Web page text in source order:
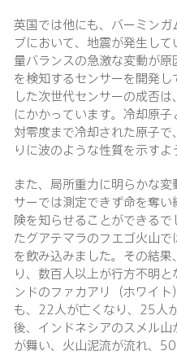
英国では他にも、バーミン
ブにおいて、地震が発生し
量バランスの急激な変動が
を検知するセンサーを開発
した次世代センサーの成否
にかかっています。冷却原
対零度まで冷却された原子
りに波のような性質を示すよ
また、局所重力に明らかな
サーでは測定できず命を奪
険を知らせることができる
たグアテマラのフエゴ火山
を飲み込みました。その結
り、数百人以上が行方不明
ンドのファカアリ（ホワイ
も、22人が亡くなり、25人
後、インドネシアのスメル
が舞い、火山泥流が流れ、